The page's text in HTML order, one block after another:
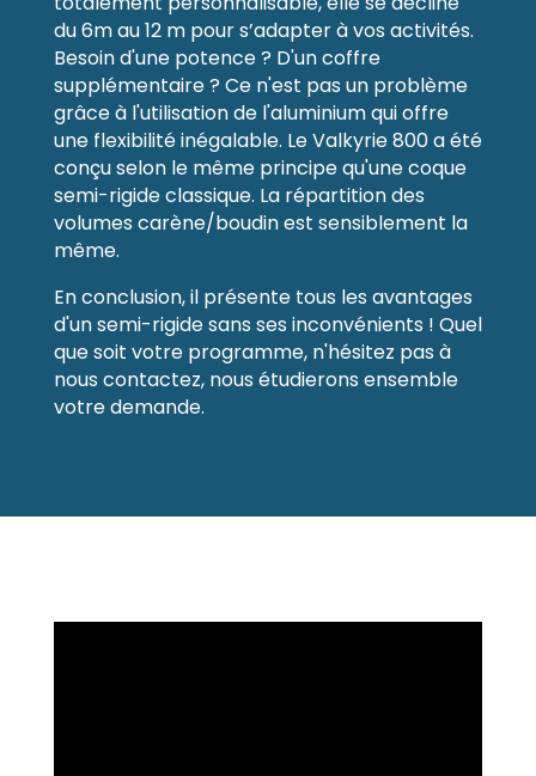
du 6m au 12 m pour s’adapter à vos activités.
Besoin d'une potence ? D'un coffre
supplémentaire ? Ce n'est pas un problème
grâce à l'utilisation de l'aluminium qui offre
une flexibilité inégalable. Le Valkyrie 800 a été
conçu selon le même principe qu'une coque
semi-rigide classique. La répartition des
volumes carène/boudin est sensiblement la
même.
En conclusion, il présente tous les avantages
d'un semi-rigide sans ses inconvénients ! Quel
que soit votre programme, n'hésitez pas à
nous contactez, nous étudierons ensemble
votre demande.